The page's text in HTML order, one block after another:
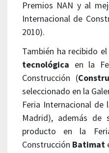
Premios NAN y al
Internacional de
2010).
También ha recibido
tecnológica en la
Construcción (
seleccionado en la
Feria Internacional de
Madrid), además de
producto en la
Construcción Batimat